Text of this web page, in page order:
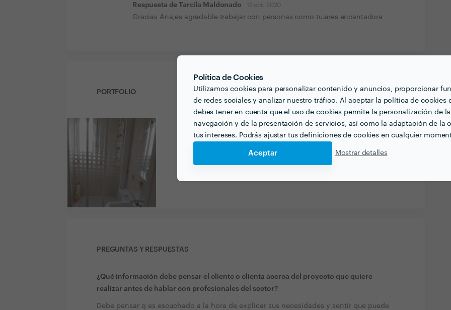
Política de Cookies
Utilizamos cookies para personalizar contenido y anuncios, proporcionar
de redes sociales y analizar nuestro tráfico. Al aceptar la política de cookies
debes tener en cuenta que el uso de cookies permite la personalización de la
navegación y de la presentación de servicios, así como la adaptación de la
tus intereses. Podrás ajustar tus definiciones de cookies en cualquier
Aceptar Mostrar detalles
Respuesta de Tarcila Maldonado 12 oct. 2020
Gracias Ana,es agradable trabajar con personas como tu.eres encantadora
PORTFOLIO
PREGUNTAS Y RESPUESTAS
¿Qué información debe pensar el cliente o clienta acerca del proyecto que quiere
realizar antes de hablar con profesionales del sector?
Debe pensar q es escuchado a la hora de explicar sus necesidades y sentir que puede